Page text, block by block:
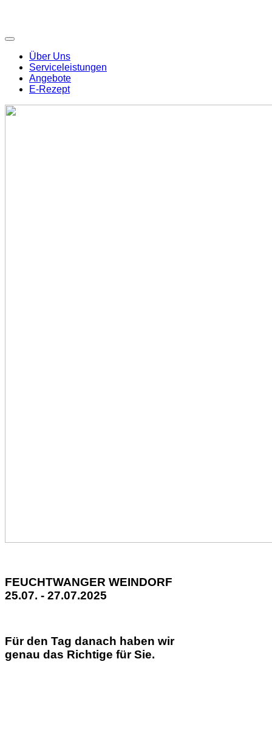
Über Uns
Serviceleistungen
Angebote
E-Rezept
FEUCHTWANGER WEINDORF
25.07. - 27.07.2025
Für den Tag danach haben wir
genau das Richtige für Sie.